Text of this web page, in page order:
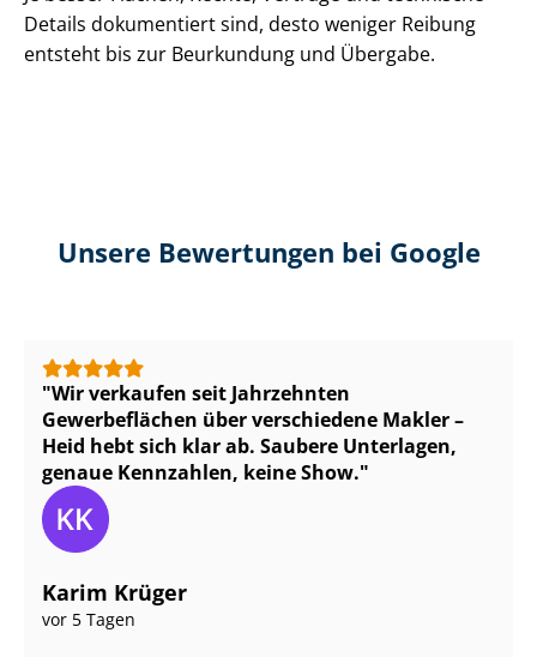
Details dokumentiert sind, desto weniger Reibung
entsteht bis zur Beurkundung und Übergabe.
Unsere Bewertungen bei Google
Wir verkaufen seit Jahrzehnten
Gewerbeflächen über verschiedene Makler –
Heid hebt sich klar ab. Saubere Unterlagen,
genaue Kennzahlen, keine Show.
Karim Krüger
vor 5 Tagen